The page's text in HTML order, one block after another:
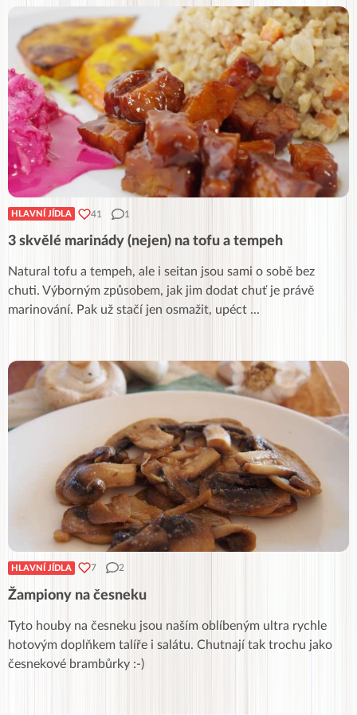
HLAVNÍ JÍDLA 41 1
3 skvělé marinády (nejen) na tofu a tempeh
Natural tofu a tempeh, ale i seitan jsou sami o sobě bez
chuti. Výborným způsobem, jak jim dodat chuť je právě
marinování. Pak už stačí jen osmažit, upéct ...
HLAVNÍ JÍDLA 7 2
Žampiony na česneku
Tyto houby na česneku jsou naším oblíbeným ultra rychle
hotovým doplňkem talíře i salátu. Chutnají tak trochu jako
česnekové brambůrky :-)